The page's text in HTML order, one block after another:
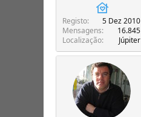
Registo
5 Dez 2010
Mensagens
16.845
Localização
Júpiter